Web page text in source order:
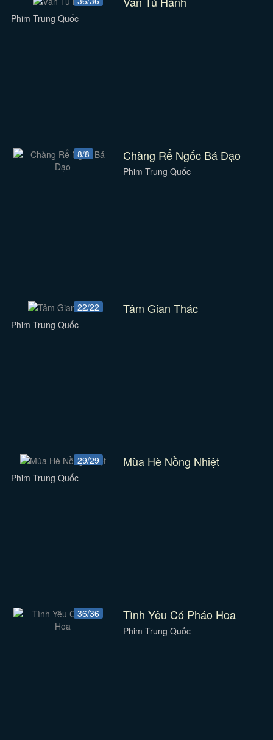
Phim Trung Quốc
8/8 Chàng Rể Ngốc Bá Đạo
Phim Trung Quốc
22/22 Tâm Gian Thác
Phim Trung Quốc
29/29 Mùa Hè Nồng Nhiệt
Phim Trung Quốc
36/36 Tình Yêu Có Pháo Hoa
Phim Trung Quốc